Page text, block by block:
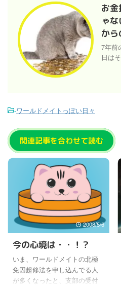
お金
ゃ
か
7年前
日は
-ワールドメイトっぽい日々
関連記事を合わせて読む
2008/5/6
今の心境は・・！？
いま、ワールドメイトの北極
免因超修法を申し込んでる人
が多くなったと、支部の受付